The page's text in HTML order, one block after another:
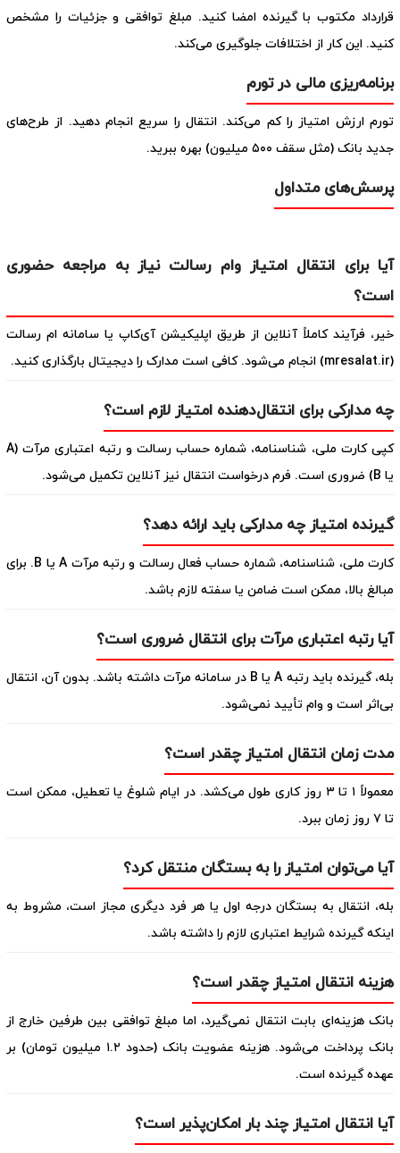
قرارداد مکتوب با گیرنده امضا کنید. مبلغ توافقی و جزئیات را مشخص
کنید. این کار از اختلافات جلوگیری می‌کند.
برنامه‌ریزی مالی در تورم
تورم ارزش امتیاز را کم می‌کند. انتقال را سریع انجام دهید. از طرح‌های
جدید بانک (مثل سقف ۵۰۰ میلیون) بهره ببرید.
پرسش‌های متداول
آیا برای انتقال امتیاز وام رسالت نیاز به مراجعه حضوری
است؟
خیر، فرآیند کاملاً آنلاین از طریق اپلیکیشن آی‌کاپ یا سامانه ام رسالت
(mresalat.ir) انجام می‌شود. کافی است مدارک را دیجیتال بارگذاری کنید.
چه مدارکی برای انتقال‌دهنده امتیاز لازم است؟
کپی کارت ملی، شناسنامه، شماره حساب رسالت و رتبه اعتباری مرآت (A
یا B) ضروری است. فرم درخواست انتقال نیز آنلاین تکمیل می‌شود.
گیرنده امتیاز چه مدارکی باید ارائه دهد؟
کارت ملی، شناسنامه، شماره حساب فعال رسالت و رتبه مرآت A یا B. برای
مبالغ بالا، ممکن است ضامن یا سفته لازم باشد.
آیا رتبه اعتباری مرآت برای انتقال ضروری است؟
بله، گیرنده باید رتبه A یا B در سامانه مرآت داشته باشد. بدون آن، انتقال
بی‌اثر است و وام تأیید نمی‌شود.
مدت زمان انتقال امتیاز چقدر است؟
معمولاً ۱ تا ۳ روز کاری طول می‌کشد. در ایام شلوغ یا تعطیل، ممکن است
تا ۷ روز زمان ببرد.
آیا می‌توان امتیاز را به بستگان منتقل کرد؟
بله، انتقال به بستگان درجه اول یا هر فرد دیگری مجاز است، مشروط به
اینکه گیرنده شرایط اعتباری لازم را داشته باشد.
هزینه انتقال امتیاز چقدر است؟
بانک هزینه‌ای بابت انتقال نمی‌گیرد، اما مبلغ توافقی بین طرفین خارج از
بانک پرداخت می‌شود. هزینه عضویت بانک (حدود ۱.۲ میلیون تومان) بر
عهده گیرنده است.
آیا انتقال امتیاز چند بار امکان‌پذیر است؟